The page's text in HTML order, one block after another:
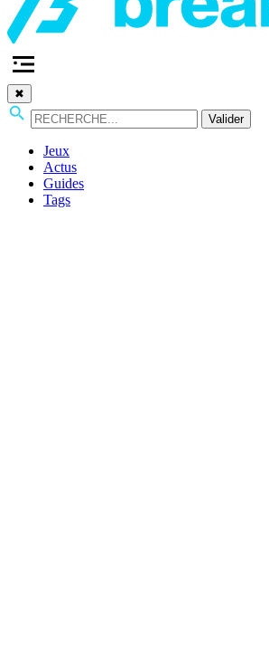
✖
Valider
Jeux
Actus
Guides
Tags